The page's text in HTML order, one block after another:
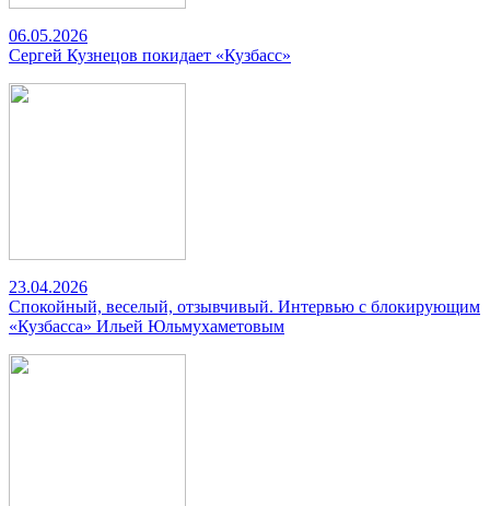
06.05.2026
Сергей Кузнецов покидает «Кузбасс»
23.04.2026
Спокойный, веселый, отзывчивый. Интервью с блокирующим
«Кузбасса» Ильей Юльмухаметовым